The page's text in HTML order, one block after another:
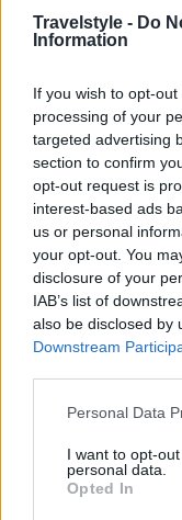
Travelstyle - Do
Information
If you wish to opt-
processing of your
targeted advertising
section to confirm
opt-out request is
interest-based ads
us or personal
your opt-out. You
disclosure of your
IAB’s list of
also be disclosed by
Downstream
Please note that
not limited to your
grant or deny
use your data for
Personal Data
I want to opt-
personal data.
Opted In
Αράχωβα
Αράχωβα: Ζήστε
ελληνικό χωριό
18 Απριλίου 2022, 11:10
Μπορεί η Αράχωβα να
προορισμούς, ωστόσο